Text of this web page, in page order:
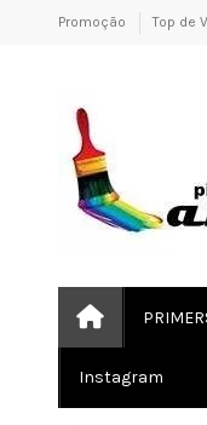
Promoção Top de
Instagram